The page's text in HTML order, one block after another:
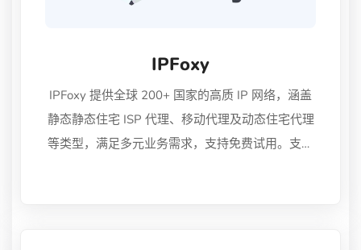
IPFoxy
IPFoxy 提供全球 200+ 国家的高质 IP 网络，涵盖
静态静态住宅 ISP 代理、移动代理及动态住宅代理
等类型，满足多元业务需求，支持免费试用。支持